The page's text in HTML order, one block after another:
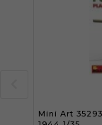
Mini Art